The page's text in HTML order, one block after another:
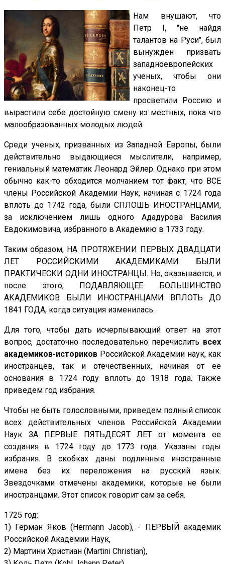
Нам внушают, что
Петр I, "не найдя
талантов на Руси", был
вынужден призвать
западноевропейских
ученых, чтобы они
наконец-то
просветили Россию и
вырастили себе достойную смену из местных, пока что
малообразованных молодых людей.
Среди ученых, призванных из Западной Европы, были
действительно выдающиеся мыслители, например,
гениальный математик Леонард Эйлер. Однако при этом
обычно как-то обходится молчанием тот факт, что ВСЕ
члены Российской Академии Наук, начиная с 1724 года
вплоть до 1742 года, были СПЛОШЬ ИНОСТРАНЦАМИ,
за исключением лишь одного Ададурова Василия
Евдокимовича, избранного в Академию в 1733 году.
Таким образом, НА ПРОТЯЖЕНИИ ПЕРВЫХ ДВАДЦАТИ
ЛЕТ РОССИЙСКИМИ АКАДЕМИКАМИ БЫЛИ
ПРАКТИЧЕСКИ ОДНИ ИНОСТРАНЦЫ. Но, оказывается, и
после этого, ПОДАВЛЯЮЩЕЕ БОЛЬШИНСТВО
АКАДЕМИКОВ БЫЛИ ИНОСТРАНЦАМИ ВПЛОТЬ ДО
1841 ГОДА, когда ситуация изменилась.
Для того, чтобы дать исчерпывающий ответ на этот
вопрос, достаточно последовательно перечислить всех
академиков-историков Российской Академии наук, как
иностранцев, так и отечественных, начиная от ее
основания в 1724 году вплоть до 1918 года. Также
приведем год избрания.
Чтобы не быть голословными, приведем полный список
всех действительных членов Российской Академии
Наук ЗА ПЕРВЫЕ ПЯТЬДЕСЯТ ЛЕТ от момента ее
создания в 1724 году до 1773 года. Указаны годы
избрания. В скобках даны подлинные иностранные
имена без их переложения на русский язык.
Звездочками отмечены академики, которые не были
иностранцами. Этот список говорит сам за себя.
1725 год:
1) Герман Яков (Hermann Jacob), - ПЕРВЫЙ академик
Российской Академии Наук,
2) Мартини Христиан (Martini Christian),